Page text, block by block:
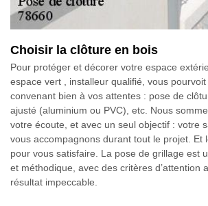
Choisir la clôture en bois
Pour protéger et décorer votre espace
espace vert , installeur qualifié, vous
convenant bien à vos attentes : pose de
ajusté (aluminium ou PVC), etc. Nous
votre écoute, et avec un seul objectif : votre
vous accompagnons durant tout le projet. Et
pour vous satisfaire. La pose de grillage est
et méthodique, avec des critères d’attention
résultat impeccable.